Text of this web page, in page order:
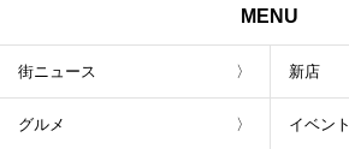
MENU
街ニュース 新店
グルメ イベント